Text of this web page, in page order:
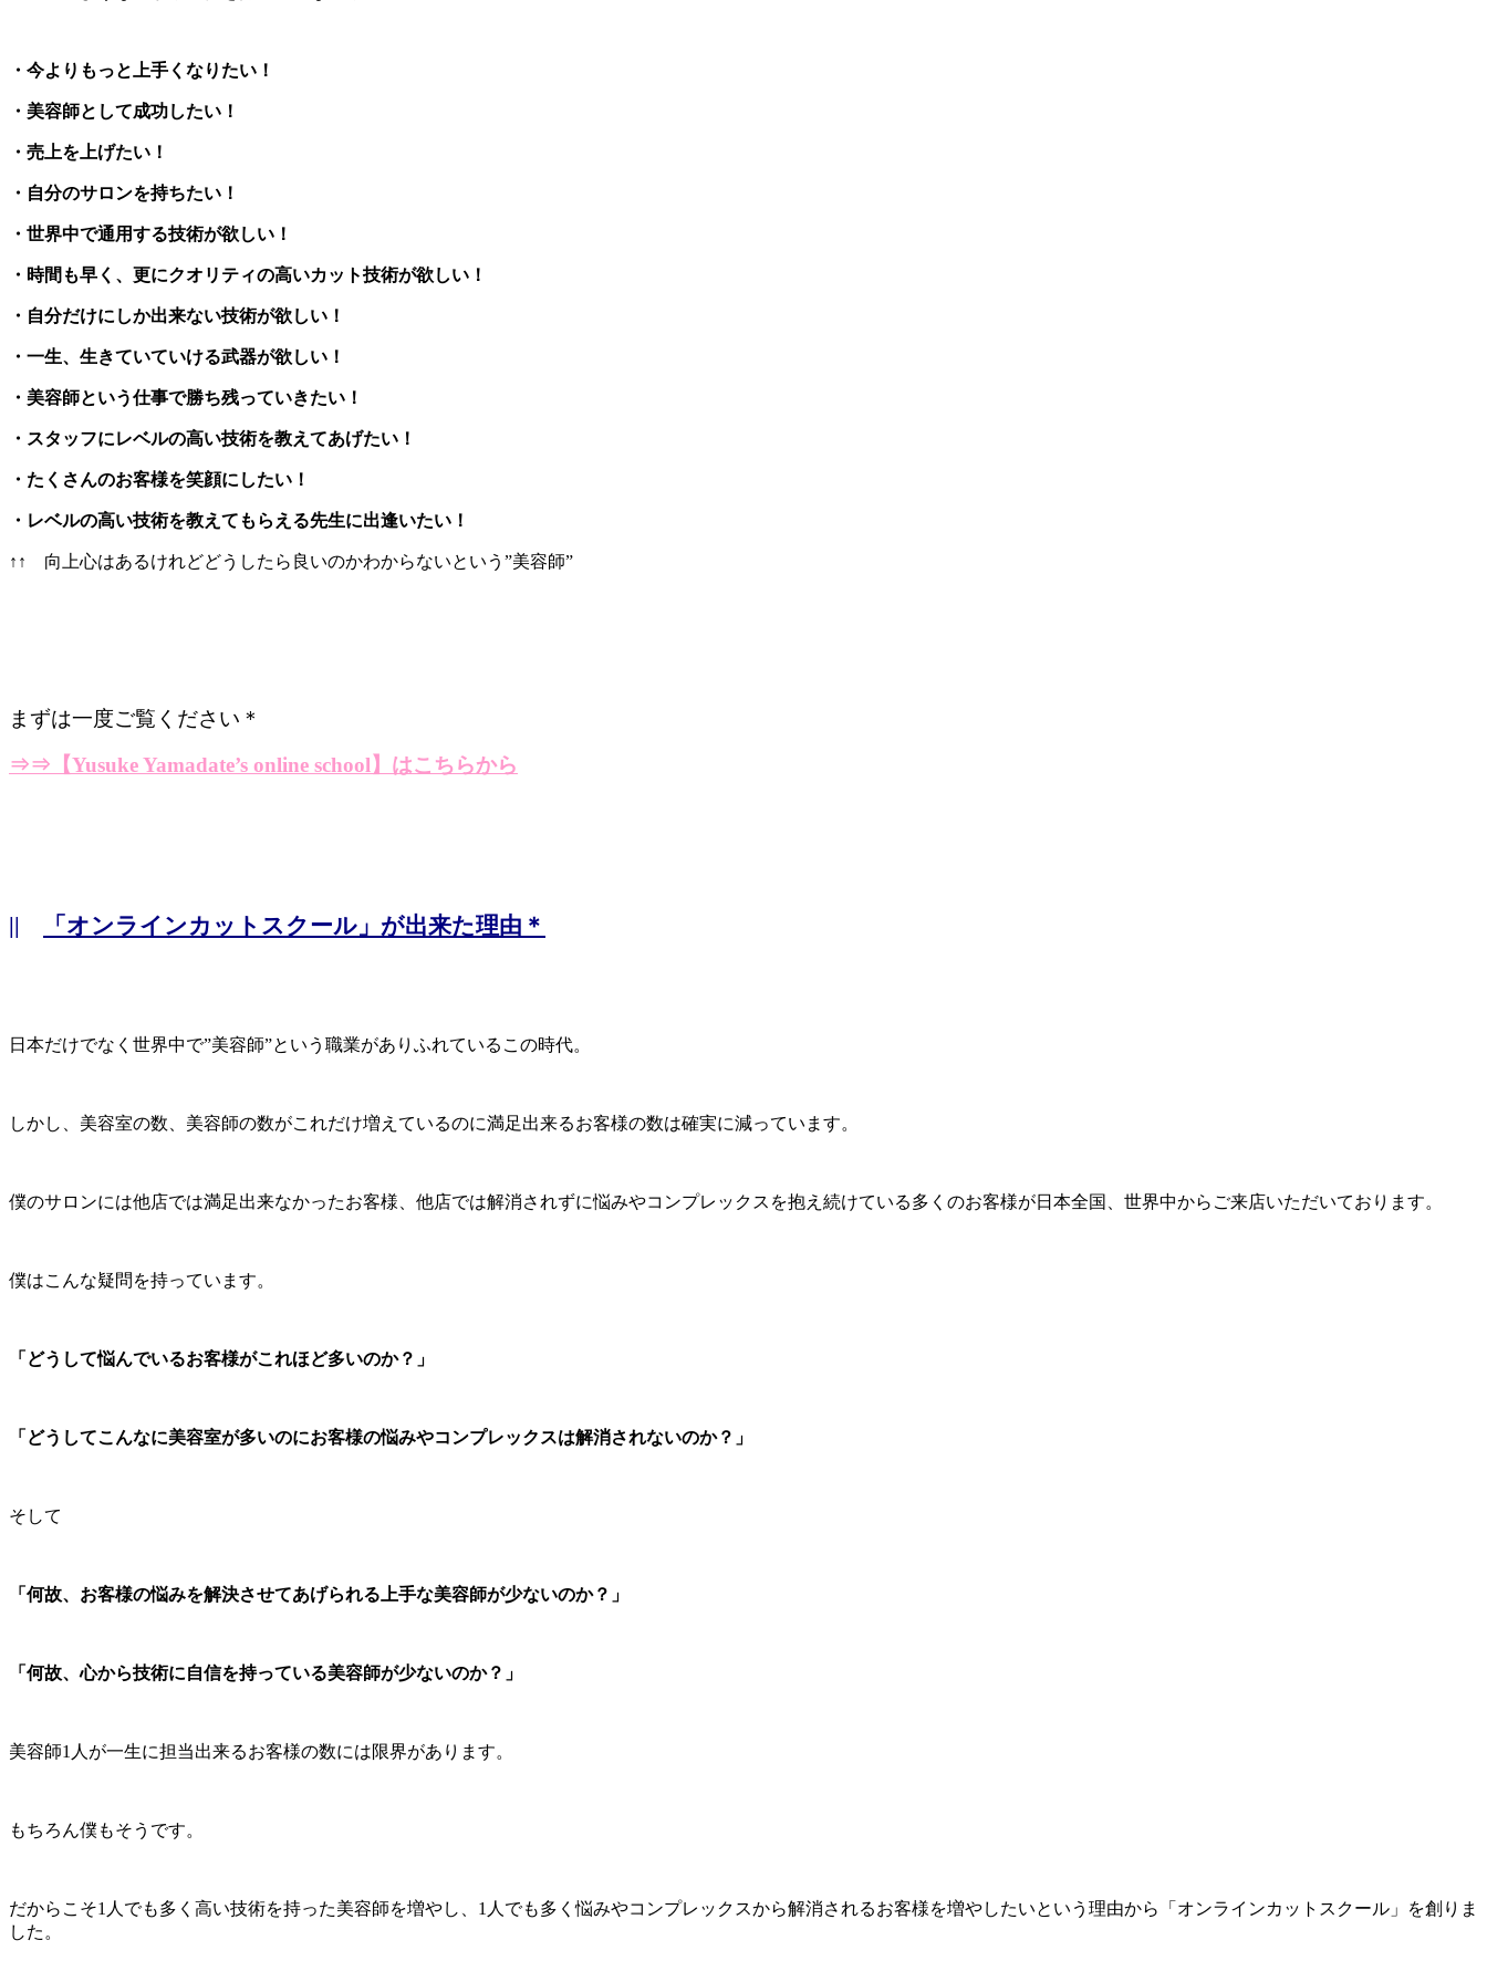
・今よりもっと上手くなりたい！
・美容師として成功したい！
・売上を上げたい！
・自分のサロンを持ちたい！
・世界中で通用する技術が欲しい！
・時間も早く、更にクオリティの高いカット技術が欲しい！
・自分だけにしか出来ない技術が欲しい！
・一生、生きていていける武器が欲しい！
・美容師という仕事で勝ち残っていきたい！
・スタッフにレベルの高い技術を教えてあげたい！
・たくさんのお客様を笑顔にしたい！
・レベルの高い技術を教えてもらえる先生に出逢いたい！
↑↑ 向上心はあるけれどどうしたら良いのかわからないという”美容師”
まずは一度ご覧ください＊
⇒⇒ 【Yusuke Yamadate’s online school】はこちらから
|| 「オンラインカットスクール」が出来た理由＊
日本だけでなく世界中で”美容師”という職業がありふれているこの時代。
しかし、美容室の数、美容師の数がこれだけ増えているのに満足出来るお客様の数は確実に減っています。
僕のサロンには他店では満足出来なかったお客様、他店では解消されずに悩みやコンプレックスを抱え続けている多くのお客様が日本全国、世界中からご来店いただいております。
僕はこんな疑問を持っています。
「どうして悩んでいるお客様がこれほど多いのか？」
「どうしてこんなに美容室が多いのにお客様の悩みやコンプレックスは解消されないのか？」
そして
「何故、お客様の悩みを解決させてあげられる上手な美容師が少ないのか？」
「何故、心から技術に自信を持っている美容師が少ないのか？」
美容師1人が一生に担当出来るお客様の数には限界があります。
もちろん僕もそうです。
だからこそ1人でも多く高い技術を持った美容師を増やし、1人でも多く悩みやコンプレックスから解消されるお客様を増やしたいという理由から「オンラインカットスクール」を創りま
した。